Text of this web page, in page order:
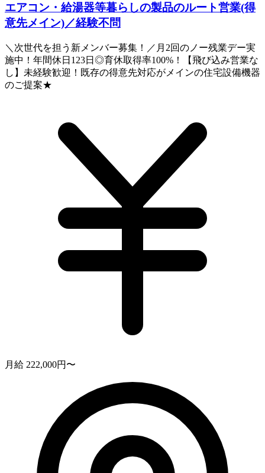
エアコン・給湯器等暮らしの製品のルート営業(得
意先メイン)／経験不問
＼次世代を担う新メンバー募集！／月2回のノー残業デー実
施中！年間休日123日◎育休取得率100%！【飛び込み営業な
し】未経験歓迎！既存の得意先対応がメインの住宅設備機器
のご提案★
月給 222,000円〜